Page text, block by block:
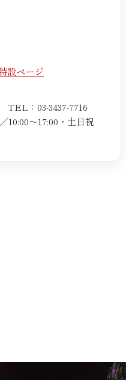
設ページ
：03-3437-7716
10:00〜17:00・土日祝